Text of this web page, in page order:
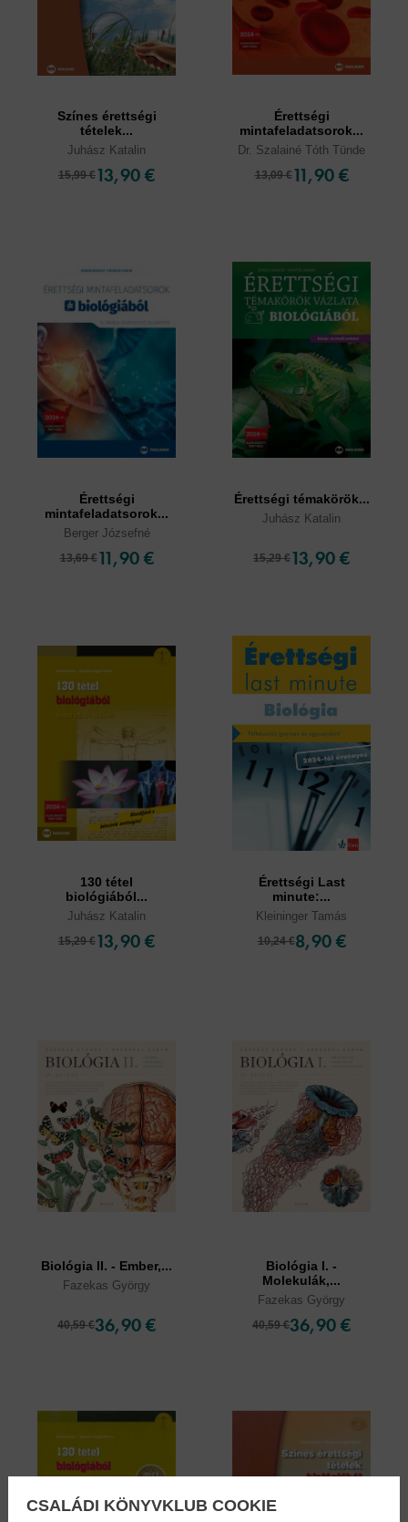
Színes érettségi
tételek...
Juhász Katalin
15,99 €13,90 €
Érettségi
mintafeladatsorok...
Dr. Szalainé Tóth Tünde
13,09 € 11,90 €
Érettségi
mintafeladatsorok...
Berger Józsefné
13,69 € 11,90 €
Érettségi témakörök...
Juhász Katalin
15,29 €13,90 €
130 tétel
biológiából...
Juhász Katalin
15,29 €13,90 €
Érettségi Last
minute:...
Kleininger Tamás
10,24 €8,90 €
Biológia II. - Ember,...
Fazekas György
40,59 €36,90 €
Biológia I. -
Molekulák,...
Fazekas György
40,59 €36,90 €
CSALÁDI KÖNYVKLUB COOKIE